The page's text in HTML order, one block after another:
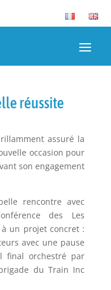
réussite
assuré la
occasion pour
son engagement
rencontre avec
des Les
un projet concret :
avec une pause
final orchestré par
du Train Inc